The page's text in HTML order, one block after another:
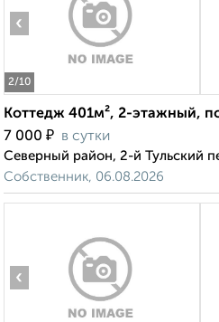
2/10
‹
Коттедж 401м², 2-этажный,
7 000 ₽ в сутки
Северный район, 2-й Тульский
Собственник, 06.08.2026
‹